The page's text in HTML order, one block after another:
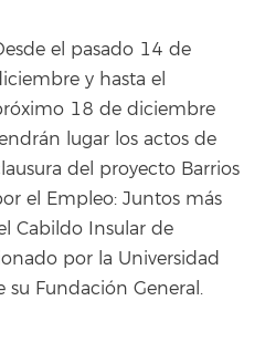
el pasado 14 de
y hasta el
18 de diciembre
lugar los actos de
del proyecto Barrios
el Empleo: Juntos más
Cabildo Insular de
por la Universidad
su Fundación General.